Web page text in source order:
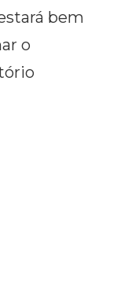
bem
o